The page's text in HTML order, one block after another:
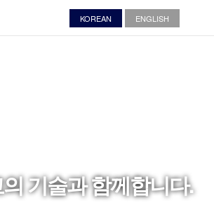
KOREAN ENGLISH
기술과 함께합니다.